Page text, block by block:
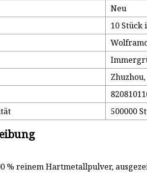
Neu
10 Stück
500000
% reinem Hartmetallpulver,